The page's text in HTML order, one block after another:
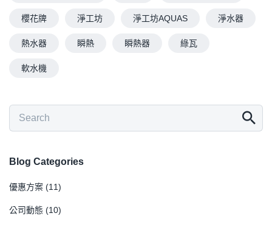
櫻花牌 淨工坊 淨工坊AQUAS 淨水器
熱水器 瞬熱 瞬熱器 綠瓦
軟水機
Blog Categories
優惠方案 (11)
公司動態 (10)